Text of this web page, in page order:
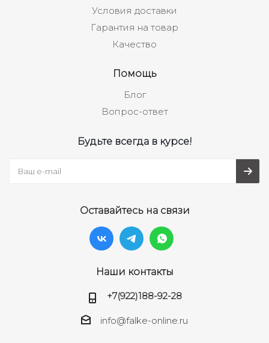
Условия доставки
Гарантия на товар
Качество
Помощь
Блог
Вопрос-ответ
Будьте всегда в курсе!
Оставайтесь на связи
Наши контакты
+7(922)188-92-28
info@falke-online.ru